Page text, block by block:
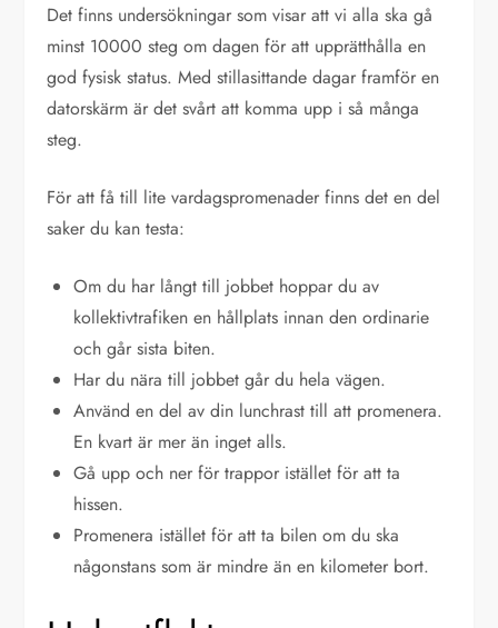
Det finns undersökningar som visar att vi alla ska gå
minst 10000 steg om dagen för att upprätthålla en
god fysisk status. Med stillasittande dagar framför en
datorskärm är det svårt att komma upp i så många
steg.
För att få till lite vardagspromenader finns det en del
saker du kan testa:
Om du har långt till jobbet hoppar du av
kollektivtrafiken en hållplats innan den ordinarie
och går sista biten.
Har du nära till jobbet går du hela vägen.
Använd en del av din lunchrast till att promenera.
En kvart är mer än inget alls.
Gå upp och ner för trappor istället för att ta
hissen.
Promenera istället för att ta bilen om du ska
någonstans som är mindre än en kilometer bort.